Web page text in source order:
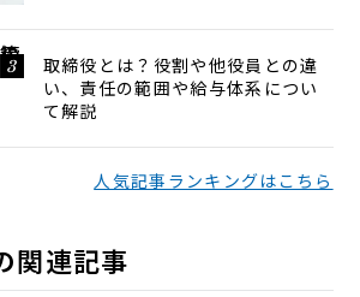
取締役とは？役割や他役員との違
い、責任の範囲や給与体系につい
て解説
人気記事ランキングはこちら
関連記事